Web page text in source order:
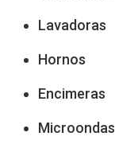
Lavadoras
Hornos
Encimeras
Microondas